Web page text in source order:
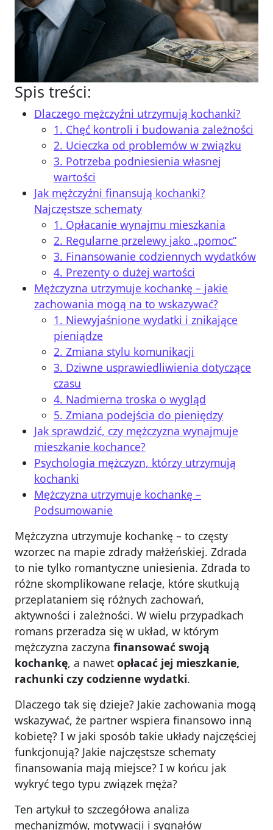
Spis treści:
Dlaczego mężczyźni utrzymują kochanki?
1. Chęć kontroli i budowania zależności
2. Ucieczka od problemów w związku
3. Potrzeba podniesienia własnej
wartości
Jak mężczyźni finansują kochanki?
Najczęstsze schematy
1. Opłacanie wynajmu mieszkania
2. Regularne przelewy jako „pomoc”
3. Finansowanie codziennych wydatków
4. Prezenty o dużej wartości
Mężczyzna utrzymuje kochankę – jakie
zachowania mogą na to wskazywać?
1. Niewyjaśnione wydatki i znikające
pieniądze
2. Zmiana stylu komunikacji
3. Dziwne usprawiedliwienia dotyczące
czasu
4. Nadmierna troska o wygląd
5. Zmiana podejścia do pieniędzy
Jak sprawdzić, czy mężczyzna wynajmuje
mieszkanie kochance?
Psychologia mężczyzn, którzy utrzymują
kochanki
Mężczyzna utrzymuje kochankę –
Podsumowanie
Mężczyzna utrzymuje kochankę – to częsty
wzorzec na mapie zdrady małżeńskiej. Zdrada
to nie tylko romantyczne uniesienia. Zdrada to
różne skomplikowane relacje, które skutkują
przeplataniem się różnych zachowań,
aktywności i zależności. W wielu przypadkach
romans przeradza się w układ, w którym
mężczyzna zaczyna finansować swoją
kochankę, a nawet opłacać jej mieszkanie,
rachunki czy codzienne wydatki.
Dlaczego tak się dzieje? Jakie zachowania mogą
wskazywać, że partner wspiera finansowo inną
kobietę? I w jaki sposób takie układy najczęściej
funkcjonują? Jakie najczęstsze schematy
finansowania mają miejsce? I w końcu jak
wykryć tego typu związek męża?
Ten artykuł to szczegółowa analiza
mechanizmów, motywacji i sygnałów